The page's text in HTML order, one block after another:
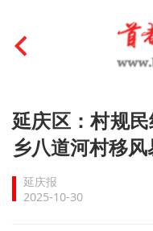
首页
文明创建
文明实践
延庆区：村规
乡八道河村移
延庆报
2025-10-30